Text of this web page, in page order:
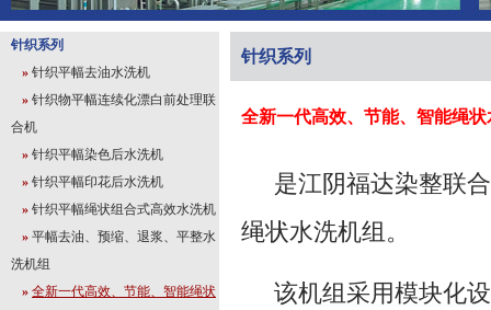
针织系列
» 针织平幅去油水洗机
» 针织物平幅连续化漂白前处理联
合机
» 针织平幅染色后水洗机
» 针织平幅印花后水洗机
» 针织平幅绳状组合式高效水洗机
» 平幅去油、预缩、退浆、平整水
洗机组
» 全新一代高效、节能、智能绳状
针织系列
全新一代高效、节能、智能绳状
是江阴福达染整联合
绳状水洗机组。
该机组采用模块化